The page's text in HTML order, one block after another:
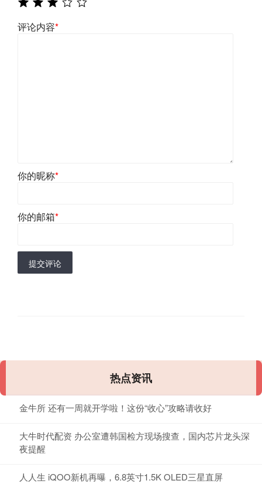
评论内容*
你的昵称*
你的邮箱*
提交评论
热点资讯
金牛所 还有一周就开学啦！这份“收心”攻略请收好
大牛时代配资 办公室遭韩国检方现场搜查，国内芯片龙头深
夜提醒
人人生 iQOO新机再曝，6.8英寸1.5K OLED三星直屏